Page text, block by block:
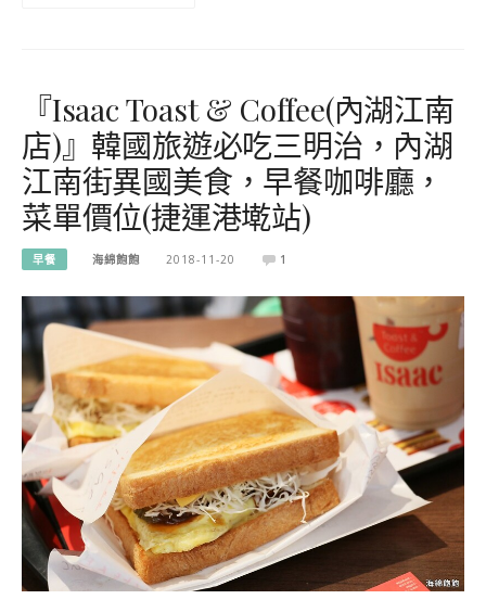
『Isaac Toast & Coffee(內湖江南
店)』韓國旅遊必吃三明治，內湖
江南街異國美食，早餐咖啡廳，
菜單價位(捷運港墘站)
早餐 海綿飽飽 2018-11-20 1